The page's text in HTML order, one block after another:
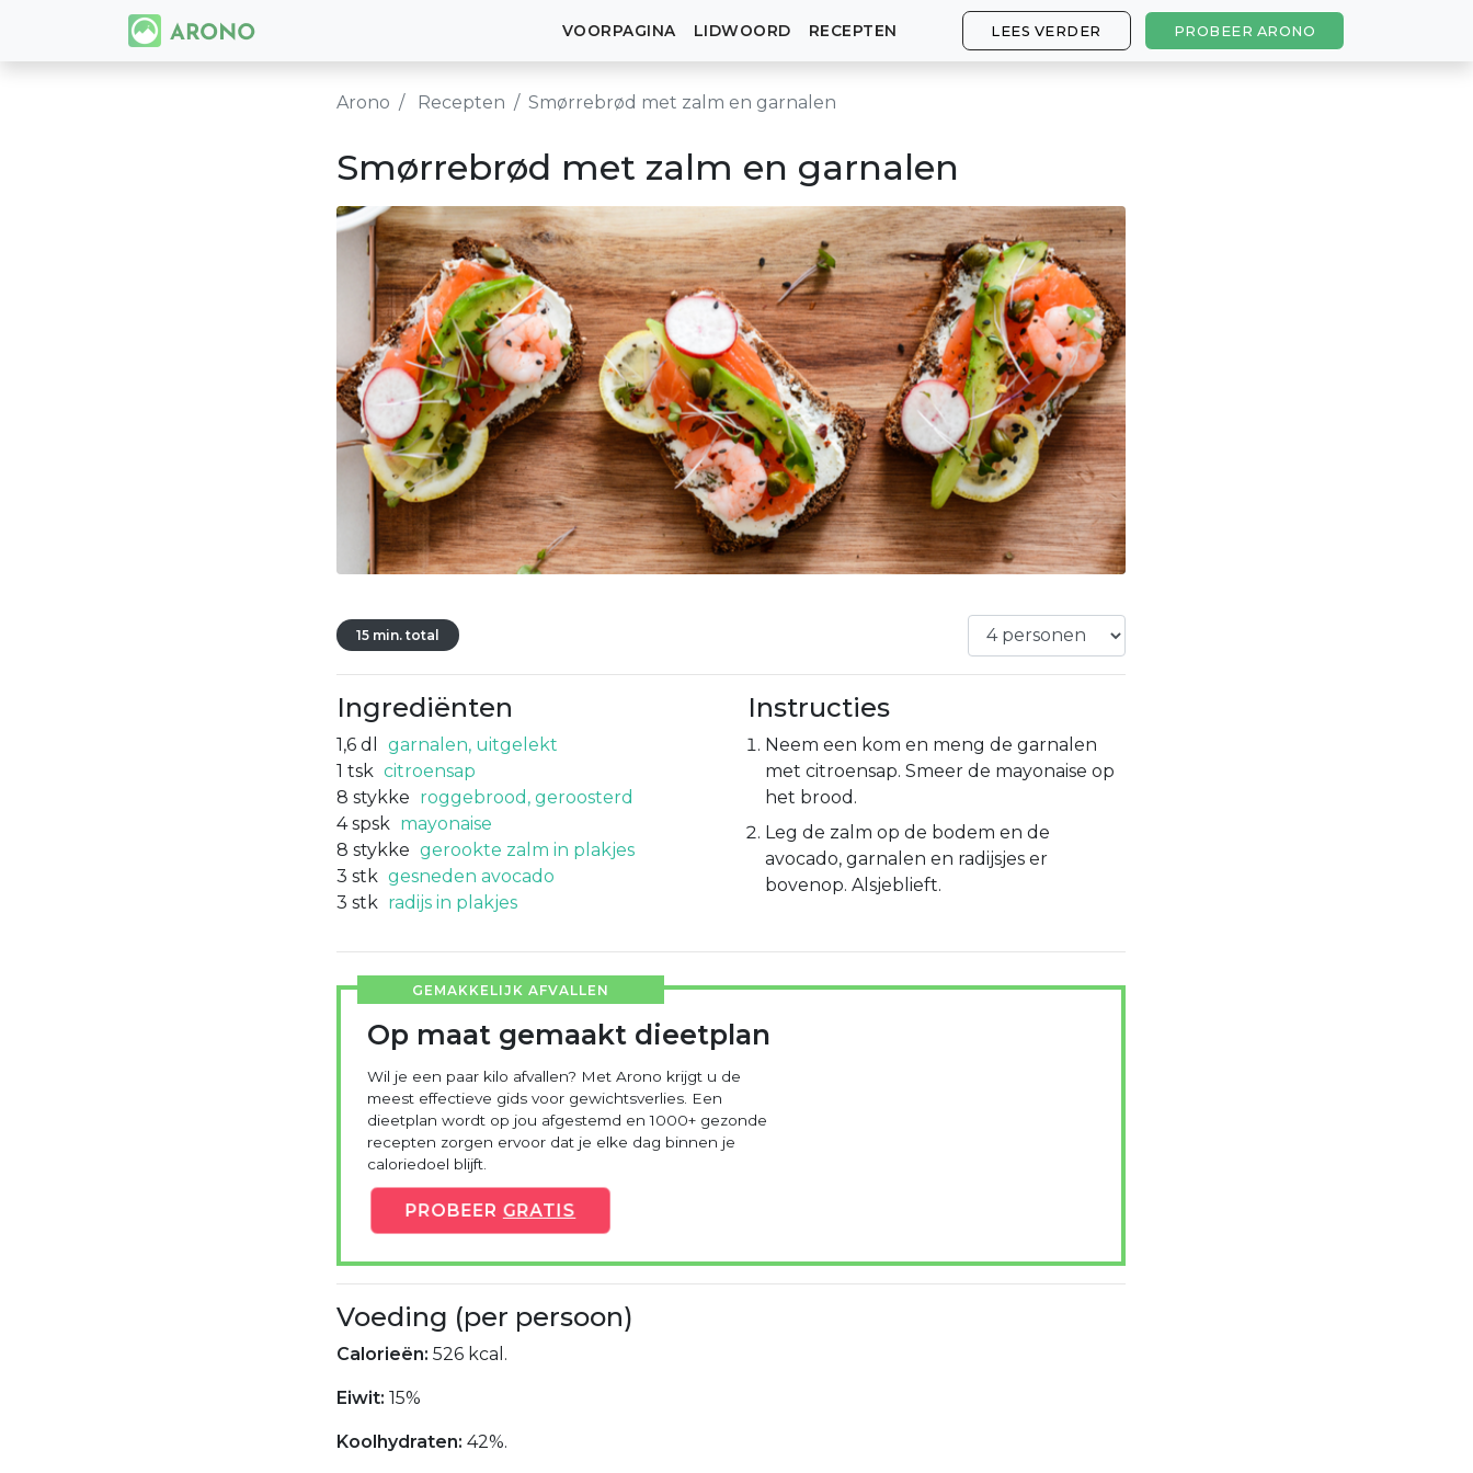
VOORPAGINA LIDWOORD RECEPTEN LEES VERDER PROBEER ARONO
Arono Recepten Smørrebrød met zalm en garnalen
Smørrebrød met zalm en garnalen
15 min. total
Ingrediënten
1,6 dl
garnalen, uitgelekt
1 tsk citroensap
8 stykke roggebrood, geroosterd
4 spsk mayonaise
8 stykke gerookte zalm in plakjes
3 stk gesneden avocado
3 stk radijs in plakjes
Instructies
Neem een kom en meng de garnalen
met citroensap. Smeer de mayonaise op
het brood.
Leg de zalm op de bodem en de
avocado, garnalen en radijsjes er
bovenop. Alsjeblieft.
GEMAKKELIJK AFVALLEN
Op maat gemaakt dieetplan
Wil je een paar kilo afvallen? Met Arono krijgt u de
meest effectieve gids voor gewichtsverlies. Een
dieetplan wordt op jou afgestemd en 1000+ gezonde
recepten zorgen ervoor dat je elke dag binnen je
caloriedoel blijft.
PROBEER GRATIS
Voeding (per persoon)
Calorieën: 526 kcal.
Eiwit: 15%
Koolhydraten: 42%.